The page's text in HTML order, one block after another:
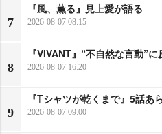
7
『風、薫る』見上愛が語る
2026-08-07 08:15
8
『VIVANT』“不自然な言動”に
2026-08-07 16:20
9
『Tシャツが乾くまで』5話あ
2026-08-07 09:00